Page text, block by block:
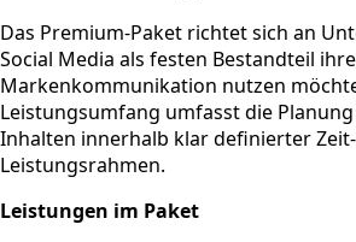
Das Premium-Paket richtet sich an
Social Media als festen Bestandteil
Markenkommunikation nutzen
Leistungsumfang umfasst die
Inhalten innerhalb klar definierter
Leistungsrahmen.
Leistungen im Paket